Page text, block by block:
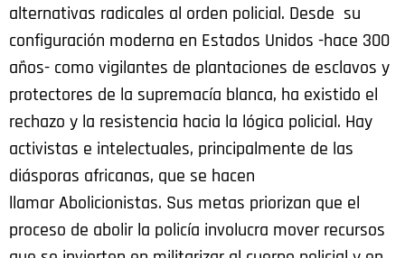
alternativas radicales al orden policial. Desde su
configuración moderna en Estados Unidos -hace 300
años- como vigilantes de plantaciones de esclavos y
protectores de la supremacía blanca, ha existido el
rechazo y la resistencia hacia la lógica policial. Hay
activistas e intelectuales, principalmente de las
diásporas africanas, que se hacen
llamar Abolicionistas. Sus metas priorizan que el
proceso de abolir la policía involucra mover recursos